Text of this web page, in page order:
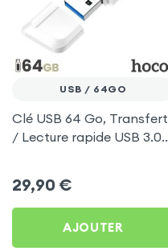
USB / 64GO
Clé USB 64 Go, Transfert
/ Lecture rapide USB 3.0,
29,90 €
AJOUTER